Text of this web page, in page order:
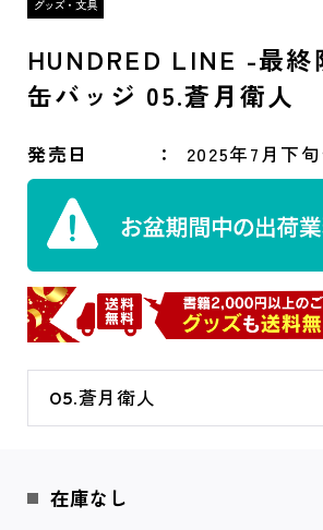
HUNDRED LINE -最終
缶バッジ 05.蒼月衛人
発売日 2025年7月下
05.蒼月衛人
在庫なし